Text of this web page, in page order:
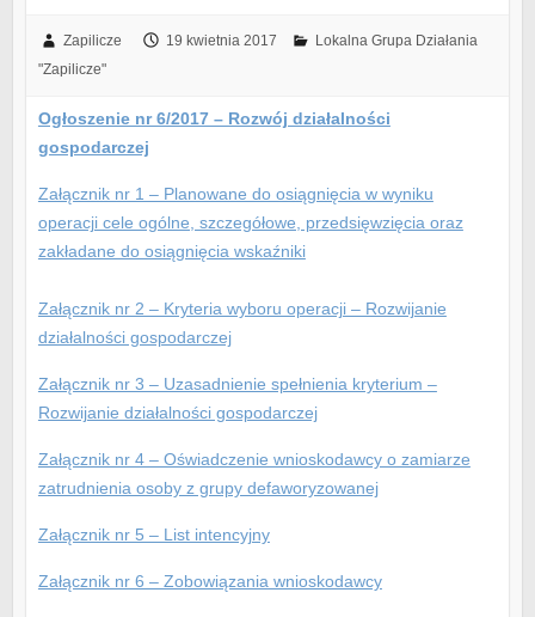
Zapilicze 19 kwietnia 2017
Lokalna Grupa Działania
"Zapilicze"
Ogłoszenie nr 6/2017 – Rozwój działalności
gospodarczej
Załącznik nr 1 – Planowane do osiągnięcia w wyniku
operacji cele ogólne, szczegółowe, przedsięwzięcia oraz
zakładane do osiągnięcia wskaźniki
Załącznik nr 2 – Kryteria wyboru operacji – Rozwijanie
działalności gospodarczej
Załącznik nr 3 – Uzasadnienie spełnienia kryterium –
Rozwijanie działalności gospodarczej
Załącznik nr 4 – Oświadczenie wnioskodawcy o zamiarze
zatrudnienia osoby z grupy defaworyzowanej
Załącznik nr 5 – List intencyjny
Załącznik nr 6 – Zobowiązania wnioskodawcy